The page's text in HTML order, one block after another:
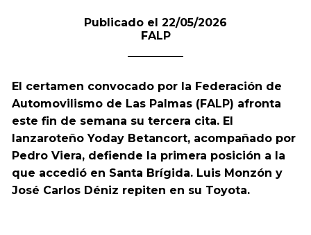
Publicado el 22/05/2026
FALP
El certamen convocado por la Federación de
Automovilismo de Las Palmas (FALP) afronta
este fin de semana su tercera cita. El
lanzaroteño Yoday Betancort, acompañado por
Pedro Viera, defiende la primera posición a la
que accedió en Santa Brígida. Luis Monzón y
José Carlos Déniz repiten en su Toyota.